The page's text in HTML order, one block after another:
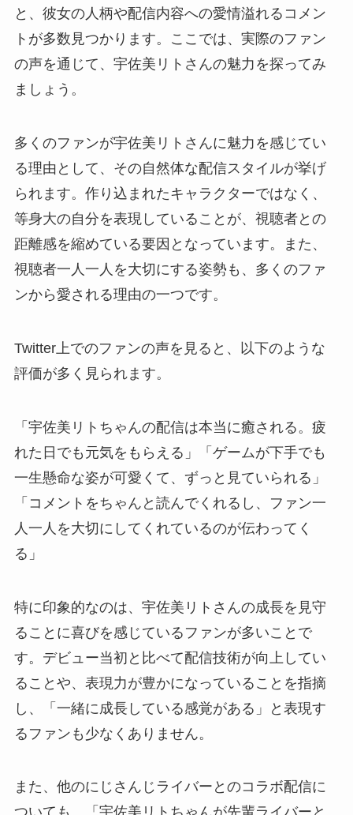
と、彼女の人柄や配信内容への愛情溢れるコメン
トが多数見つかります。ここでは、実際のファン
の声を通じて、宇佐美リトさんの魅力を探ってみ
ましょう。
多くのファンが宇佐美リトさんに魅力を感じてい
る理由として、その自然体な配信スタイルが挙げ
られます。作り込まれたキャラクターではなく、
等身大の自分を表現していることが、視聴者との
距離感を縮めている要因となっています。また、
視聴者一人一人を大切にする姿勢も、多くのファ
ンから愛される理由の一つです。
Twitter上でのファンの声を見ると、以下のような
評価が多く見られます。
「宇佐美リトちゃんの配信は本当に癒される。疲
れた日でも元気をもらえる」「ゲームが下手でも
一生懸命な姿が可愛くて、ずっと見ていられる」
「コメントをちゃんと読んでくれるし、ファン一
人一人を大切にしてくれているのが伝わってく
る」
特に印象的なのは、宇佐美リトさんの成長を見守
ることに喜びを感じているファンが多いことで
す。デビュー当初と比べて配信技術が向上してい
ることや、表現力が豊かになっていることを指摘
し、「一緒に成長している感覚がある」と表現す
るファンも少なくありません。
また、他のにじさんじライバーとのコラボ配信に